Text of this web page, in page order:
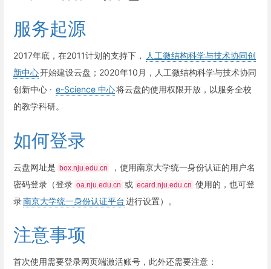
服务起源
2017年底，在2011计划的支持下，
人工微结构科学与技术协同创
新中心开始建设云盘；2020年10月，人工微结构科学与技术协同
创新中心 · e-Science 中心将云盘的使用权限开放，以服务全校
的教学科研。
如何登录
云盘网址是 box.nju.edu.cn
，使用南京大学统一身份认证的用户名
密码登录（登录 oa.nju.edu.cn 或 ecard.nju.edu.cn 使用的，也可登
录南京大学统一身份认证平台进行设置）。
注意事项
首次使用需要登录网页端激活账号，此外还需要注意：